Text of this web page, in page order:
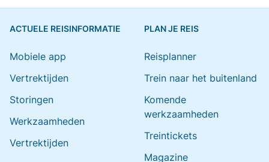
ACTUELE REISINFORMATIE
Mobiele app
Vertrektijden
Storingen
Werkzaamheden
Vertrektijden
PLAN JE REIS
Reisplanner
Trein naar het buitenland
Komende
werkzaamheden
Treintickets
Magazine